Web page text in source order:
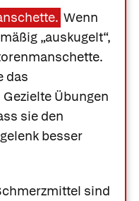
Wenn
„auskugelt“,
das
Übungen
sie den
besser
sind